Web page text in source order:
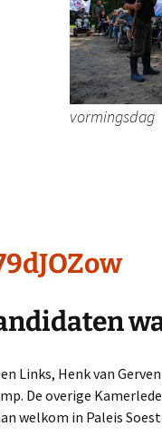
vormingsdag
Links, Henk van
De overige
welkom in Paleis